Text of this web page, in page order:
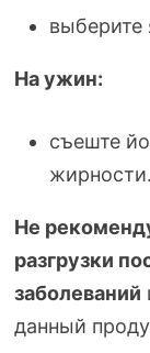
выберите
На ужин:
съеште
жирности.
Не
разгрузки
заболеваний
данный